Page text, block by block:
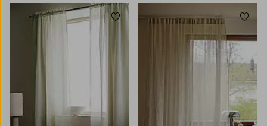
Lägg till i favoriter